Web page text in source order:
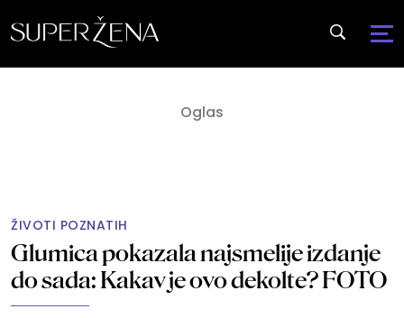
ŽIVOTI POZNATIH
Glumica pokazala najsmelije izdanje
do sada: Kakav je ovo dekolte? FOTO